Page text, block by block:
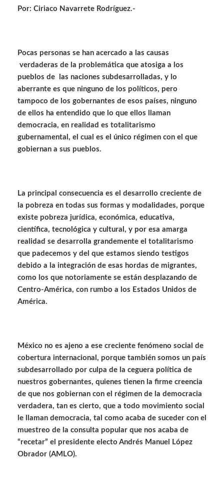
Por: Ciriaco Navarrete Rodríguez.-
Pocas personas se han acercado a las causas
verdaderas de la problemática que atosiga a los
pueblos de las naciones subdesarrolladas, y lo
aberrante es que ninguno de los políticos, pero
tampoco de los gobernantes de esos países, ninguno
de ellos ha entendido que lo que ellos llaman
democracia, en realidad es totalitarismo
gubernamental, el cual es el único régimen con el que
gobiernan a sus pueblos.
La principal consecuencia es el desarrollo creciente de
la pobreza en todas sus formas y modalidades, porque
existe pobreza jurídica, económica, educativa,
científica, tecnológica y cultural, y por esa amarga
realidad se desarrolla grandemente el totalitarismo
que padecemos y del que estamos siendo testigos
debido a la integración de esas hordas de migrantes,
como los que notoriamente se están desplazando de
Centro-América, con rumbo a los Estados Unidos de
América.
México no es ajeno a ese creciente fenómeno social de
cobertura internacional, porque también somos un país
subdesarrollado por culpa de la ceguera política de
nuestros gobernantes, quienes tienen la firme creencia
de que nos gobiernan con el régimen de la democracia
verdadera, tan es cierto, que a todo movimiento social
le llaman democracia, tal como acaba de suceder con el
muestreo de la consulta popular que nos acaba de
“recetar” el presidente electo Andrés Manuel López
Obrador (AMLO).